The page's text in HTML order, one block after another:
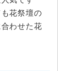
花祭壇の
わせた花